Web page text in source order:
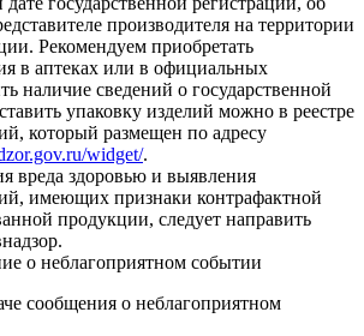
производителя на территории
Рекомендуем приобретать
в аптеках или в официальных
наличие сведений о государственной
упаковку изделий можно в реестре
который размещен по адресу
widget/.
вреда здоровью и выявления
имеющих признаки контрафактной
продукции, следует направить
о неблагоприятном событии
сообщения о неблагоприятном